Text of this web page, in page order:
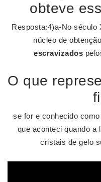
obteve
Resposta:4)a-No século
núcleo de
escravizados
O que
se for e conhecido
que aconteci quando a
cristais de gelo